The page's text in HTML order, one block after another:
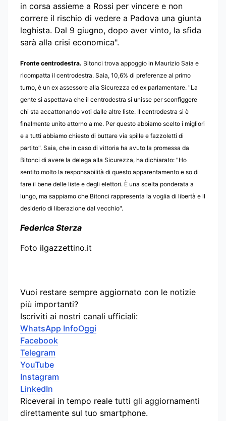
in corsa assieme a Rossi per vincere e non
correre il rischio di vedere a Padova una giunta
leghista. Dal 9 giugno, dopo aver vinto, la sfida
sarà alla crisi economica".
Fronte centrodestra. Bitonci trova appoggio in Maurizio Saia e
ricompatta il centrodestra. Saia, 10,6% di preferenze al primo
turno, è un ex assessore alla Sicurezza ed ex parlamentare. "La
gente si aspettava che il centrodestra si unisse per sconfiggere
chi sta accattonando voti dalle altre liste. Il centrodestra si è
finalmente unito attorno a me. Per questo abbiamo scelto i migliori
e a tutti abbiamo chiesto di buttare via spille e fazzoletti di
partito". Saia, che in caso di vittoria ha avuto la promessa da
Bitonci di avere la delega alla Sicurezza, ha dichiarato: "Ho
sentito molto la responsabilità di questo apparentamento e so di
fare il bene delle liste e degli elettori. È una scelta ponderata a
lungo, ma sappiamo che Bitonci rappresenta la voglia di libertà e il
desiderio di liberazione dal vecchio".
Federica Sterza
Foto ilgazzettino.it
Vuoi restare sempre aggiornato con le notizie
più importanti?
Iscriviti ai nostri canali ufficiali:
WhatsApp InfoOggi
Facebook
Telegram
YouTube
Instagram
LinkedIn
Riceverai in tempo reale tutti gli aggiornamenti
direttamente sul tuo smartphone.